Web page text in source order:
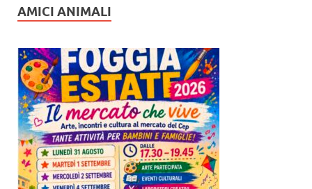
AMICI ANIMALI